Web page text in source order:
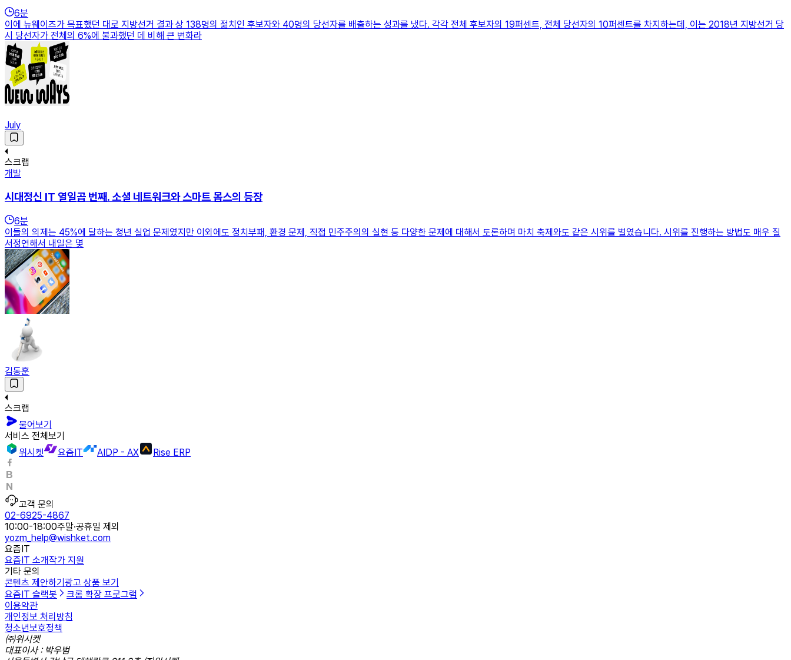
6분
이에 뉴웨이즈가 목표했던 대로 지방선거 결과 상 138명의 젊치인 후보자와 40명의 당선자를 배출하는 성과를 냈다. 각각 전체 후보자의 19퍼센트, 전체 당선자의 10퍼센트를 차지하는데, 이는 2018년 지방선거 당
시 당선자가 전체의 6%에 불과했던 데 비해 큰 변화라
July
스크랩
개발
시대정신 IT 열일곱 번째. 소셜 네트워크와 스마트 몹스의 등장
6분
이들의 의제는 45%에 달하는 청년 실업 문제였지만 이외에도 정치부패, 환경 문제, 직접 민주주의의 실현 등 다양한 문제에 대해서 토론하며 마치 축제와도 같은 시위를 벌였습니다. 시위를 진행하는 방법도 매우 질
서정연해서 내일은 몇
김동훈
스크랩
물어보기
서비스 전체보기
위시켓
요즘IT AIDP - AX Rise ERP
고객 문의
02-6925-4867
10:00-18:00주말·공휴일 제외
yozm_help@wishket.com
요즘IT
요즘IT 소개작가 지원
기타 문의
콘텐츠 제안하기광고 상품 보기
요즘IT 슬랙봇
크롬 확장 프로그램
이용약관
개인정보 처리방침
청소년보호정책
㈜위시켓
대표이사 : 박우범